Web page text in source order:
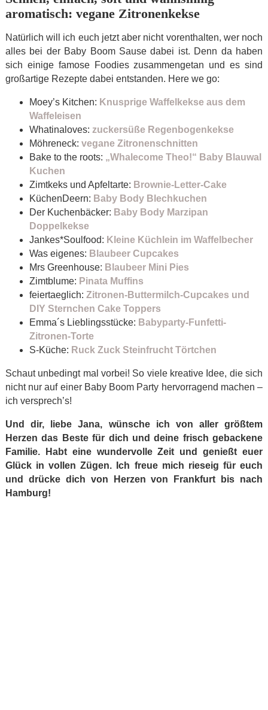
aromatisch: vegane Zitronenkekse
Natürlich will ich euch jetzt aber nicht vorenthalten, wer noch
alles bei der Baby Boom Sause dabei ist. Denn da haben
sich einige famose Foodies zusammengetan und es sind
großartige Rezepte dabei entstanden. Here we go:
Moey’s Kitchen: Knusprige Waffelkekse aus dem
Waffeleisen
Whatinaloves: zuckersüße Regenbogenkekse
Möhreneck: vegane Zitronenschnitten
Bake to the roots: „Whalecome Theo!“ Baby Blauwal
Kuchen
Zimtkeks und Apfeltarte: Brownie-Letter-Cake
KüchenDeern: Baby Body Blechkuchen
Der Kuchenbäcker: Baby Body Marzipan
Doppelkekse
Jankes*Soulfood: Kleine Küchlein im Waffelbecher
Was eigenes: Blaubeer Cupcakes
Mrs Greenhouse: Blaubeer Mini Pies
Zimtblume: Pinata Muffins
feiertaeglich: Zitronen-Buttermilch-Cupcakes und
DIY Sternchen Cake Toppers
Emma´s Lieblingsstücke: Babyparty-Funfetti-
Zitronen-Torte
S-Küche: Ruck Zuck Steinfrucht Törtchen
Schaut unbedingt mal vorbei! So viele kreative Idee, die sich
nicht nur auf einer Baby Boom Party hervorragend machen –
ich versprech’s!
Und dir, liebe Jana, wünsche ich von aller größtem
Herzen das Beste für dich und deine frisch gebackene
Familie. Habt eine wundervolle Zeit und genießt euer
Glück in vollen Zügen. Ich freue mich rieseig für euch
und drücke dich von Herzen von Frankfurt bis nach
Hamburg!